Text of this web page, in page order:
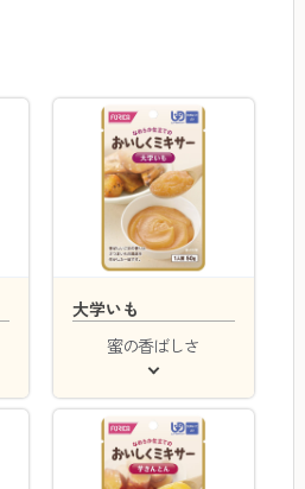
大学いも
蜜の香ばしさ